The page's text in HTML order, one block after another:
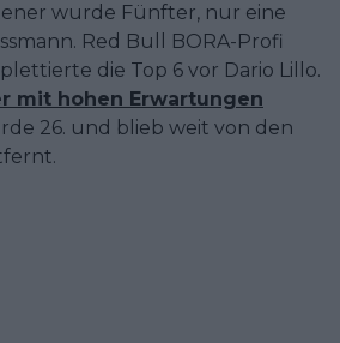
wurde Fünfter, nur eine
Red Bull BORA-Profi
die Top 6 vor Dario Lillo.
mit hohen Erwartungen
26. und blieb weit von den